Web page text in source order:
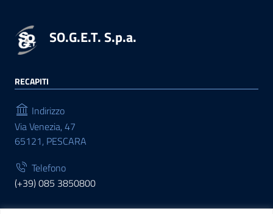
SO.G.E.T. S.p.a.
RECAPITI
Indirizzo
Via Venezia, 47
65121, PESCARA
Telefono
(+39) 085 3850800